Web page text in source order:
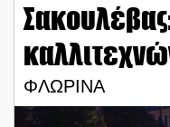
ΦΛΩΡΙΝΑ